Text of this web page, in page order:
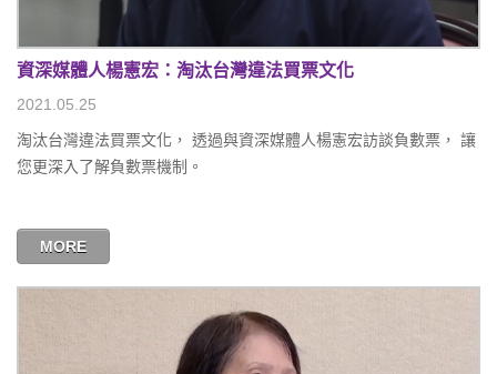
資深媒體人楊憲宏：淘汰台灣違法買票文化
2021.05.25
淘汰台灣違法買票文化， 透過與資深媒體人楊憲宏訪談負數票， 讓
您更深入了解負數票機制。
MORE